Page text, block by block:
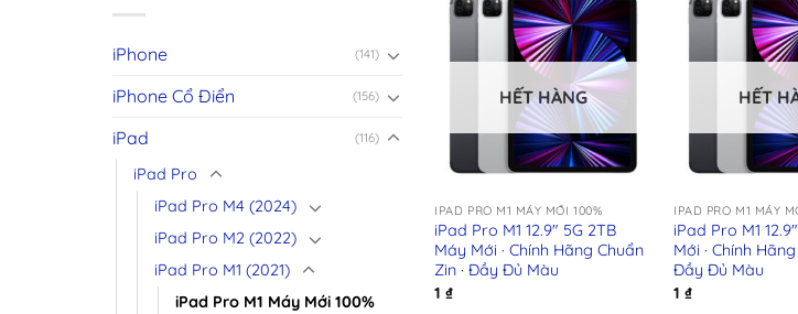
iPhone (141)
iPhone Cổ Điển (156)
iPad (116)
iPad Pro
iPad Pro M4 (2024)
iPad Pro M2 (2022)
iPad Pro M1 (2021)
iPad Pro M1 Máy Mới 100%
+
HẾT HÀNG
IPAD PRO M1 MÁY MỚI 100%
iPad Pro M1 12.9″ 5G 2TB
Máy Mới · Chính Hãng Chuẩn
Zin · Đầy Đủ Màu
1₫
+
HẾT
IPAD PRO M1 MÁY
iPad Pro M1
Mới · Chính
Đầy Đủ Màu
1₫